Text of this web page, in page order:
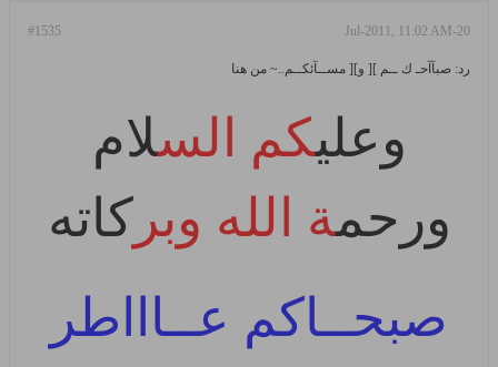
#1535 20-Jul-2011, 11:02 AM
رد: صبآآحـ ك ــم ][ و][ مســآئكــم..~ من هنا
وعليكم السلام
ورحمة الله وبركاته
صبحــاكم عــاااطر